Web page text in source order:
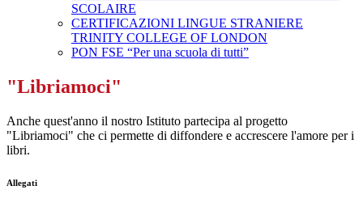
SCOLAIRE
CERTIFICAZIONI LINGUE STRANIERE
TRINITY COLLEGE OF LONDON
PON FSE “Per una scuola di tutti”
"Libriamoci"
Anche quest'anno il nostro Istituto partecipa al progetto
"Libriamoci" che ci permette di diffondere e accrescere l'amore per i
libri.
Allegati